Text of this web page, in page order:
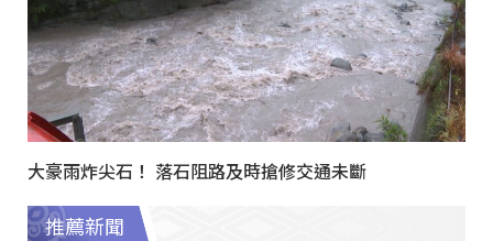
大豪雨炸尖石！ 落石阻路及時搶修交通未斷
推薦新聞